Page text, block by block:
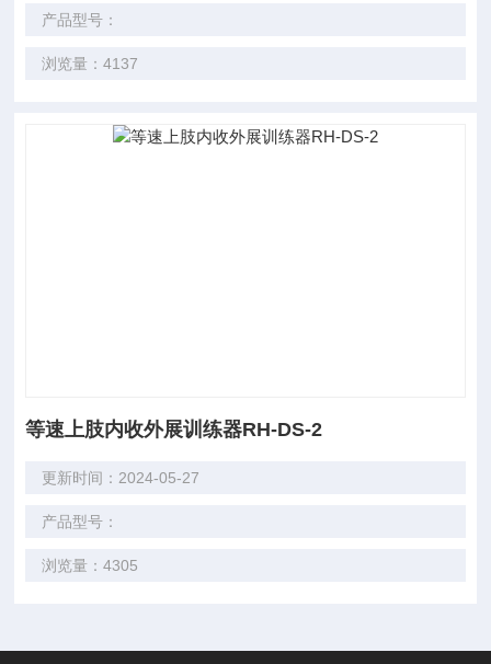
产品型号：
浏览量：4137
等速上肢内收外展训练器RH-DS-2
更新时间：2024-05-27
产品型号：
浏览量：4305